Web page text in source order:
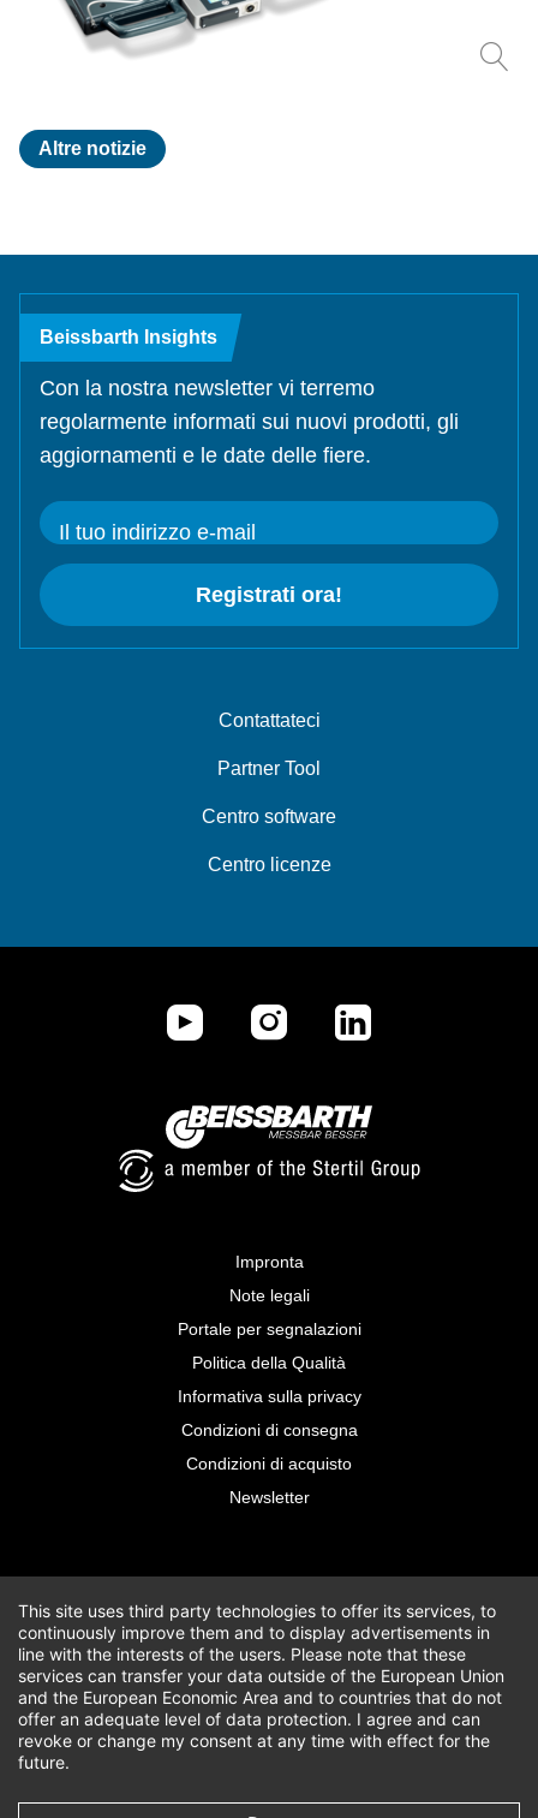
Altre notizie
Contattateci
Partner Tool
Centro software
Centro licenze
Beissbarth Insights
Con la nostra newsletter vi terremo
regolarmente informati sui nuovi prodotti, gli
aggiornamenti e le date delle fiere.
Il tuo indirizzo e-mail
Registrati ora!
Impronta
Note legali
Portale per segnalazioni
Politica della Qualità
Informativa sulla privacy
Condizioni di consegna
Condizioni di acquisto
Newsletter
This site uses third party technologies to offer its services, to
continuously improve them and to display advertisements in
line with the interests of the users. Please note that these
services can transfer your data outside of the European Union
and the European Economic Area and to countries that do not
offer an adequate level of data protection. I agree and can
revoke or change my consent at any time with effect for the
future.